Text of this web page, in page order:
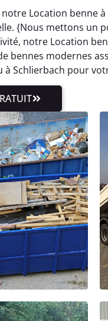
notre Location benne
{Nous mettons un
notre Location
bennes modernes
à Schlierbach pour